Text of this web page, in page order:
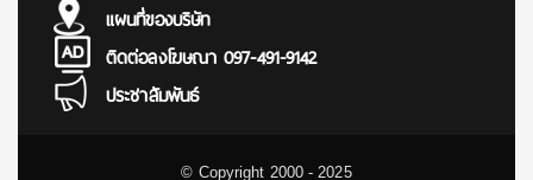
แผนที่ของบริษัท
ติดต่อลงโฆษณา 097-491-9142
ประชาสัมพันธ์
© Copyright 2000 - 2025